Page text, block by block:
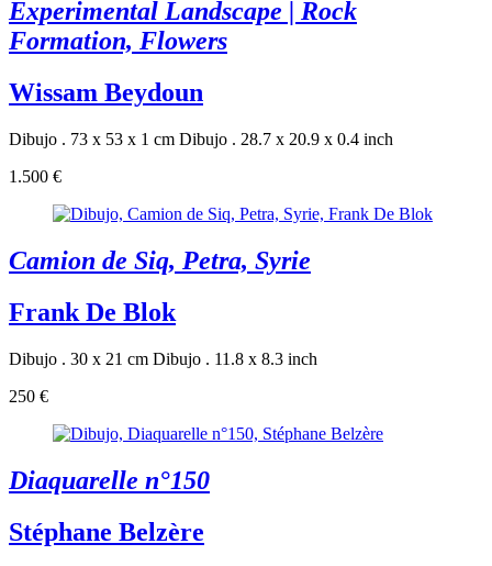
Experimental Landscape | Rock
Formation, Flowers
Wissam Beydoun
Dibujo . 73 x 53 x 1 cm Dibujo . 28.7 x 20.9 x 0.4 inch
1.500 €
Camion de Siq, Petra, Syrie
Frank De Blok
Dibujo . 30 x 21 cm Dibujo . 11.8 x 8.3 inch
250 €
Diaquarelle n°150
Stéphane Belzère